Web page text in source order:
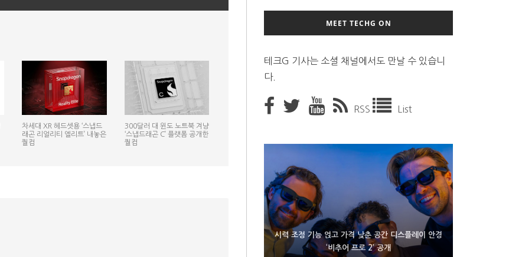
차세대 XR 헤드셋용 ‘스냅드
래곤 리얼리티 엘리트’ 내놓은
퀄컴
300달러 대 윈도 노트북 겨냥
‘스냅드래곤 C’ 플랫폼 공개한
퀄컴
MEET TECHG ON
테크G 기사는 소셜 채널에서도 만날 수 있습니
다.
RSS List
시력 조정 기능 얹고 가격 낮춘 공간 디스플레이 안경
‘비추어 프로 2’ 공개
D램 부족에 10억달러어치 아이폰18 프로세서 패키징
대기 중
300~400달러 반지형 스피커 준비하는 오픈AI